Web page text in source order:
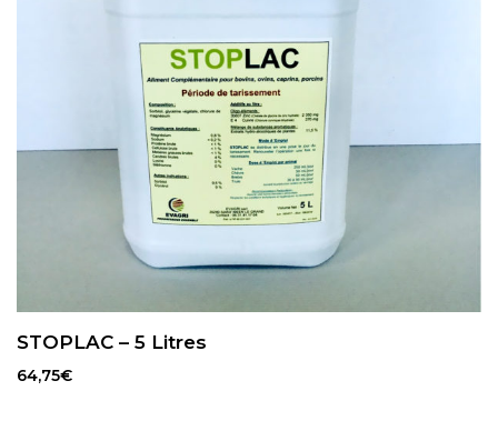
STOPLAC – 5 Litres
64,75€